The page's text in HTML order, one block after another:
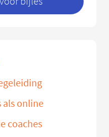
als online
coaches